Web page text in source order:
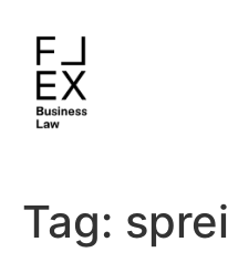
Tag: